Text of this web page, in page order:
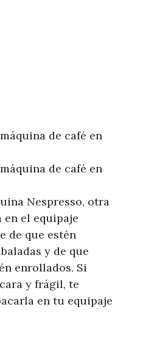
Nespresso, otra
el equipaje
de que estén
y de que
enrollados. Si
y frágil, te
en tu equipaje